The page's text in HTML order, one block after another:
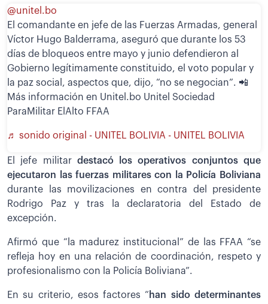
@unitel.bo
El comandante en jefe de las Fuerzas Armadas, general
Víctor Hugo Balderrama, aseguró que durante los 53
días de bloqueos entre mayo y junio defendieron al
Gobierno legítimamente constituido, el voto popular y
la paz social, aspectos que, dijo, “no se negocian”. 📲
Más información en Unitel.bo Unitel Sociedad
ParaMilitar ElAlto FFAA
♬ sonido original - UNITEL BOLIVIA - UNITEL BOLIVIA
El jefe militar destacó los operativos conjuntos que
ejecutaron las fuerzas militares con la Policía Boliviana
durante las movilizaciones en contra del presidente
Rodrigo Paz y tras la declaratoria del Estado de
excepción.
Afirmó que “la madurez institucional” de las FFAA “se
refleja hoy en una relación de coordinación, respeto y
profesionalismo con la Policía Boliviana”.
En su criterio, esos factores “ han sido determinantes